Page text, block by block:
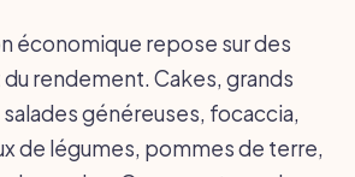
économique repose sur des
rendement. Cakes, grands
généreuses, focaccia,
de légumes, pommes de terre,